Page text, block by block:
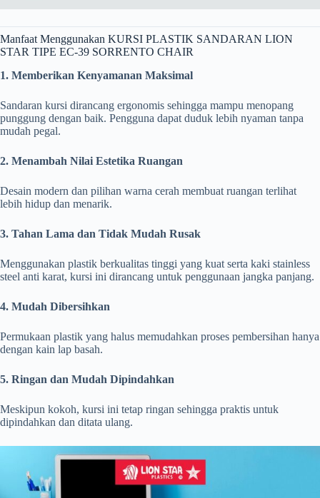
Manfaat Menggunakan KURSI PLASTIK SANDARAN LION
STAR TIPE EC-39 SORRENTO CHAIR
1. Memberikan Kenyamanan Maksimal
Sandaran kursi dirancang ergonomis sehingga mampu menopang
punggung dengan baik. Pengguna dapat duduk lebih nyaman tanpa
mudah pegal.
2. Menambah Nilai Estetika Ruangan
Desain modern dan pilihan warna cerah membuat ruangan terlihat
lebih hidup dan menarik.
3. Tahan Lama dan Tidak Mudah Rusak
Menggunakan plastik berkualitas tinggi yang kuat serta kaki stainless
steel anti karat, kursi ini dirancang untuk penggunaan jangka panjang.
4. Mudah Dibersihkan
Permukaan plastik yang halus memudahkan proses pembersihan hanya
dengan kain lap basah.
5. Ringan dan Mudah Dipindahkan
Meskipun kokoh, kursi ini tetap ringan sehingga praktis untuk
dipindahkan dan ditata ulang.